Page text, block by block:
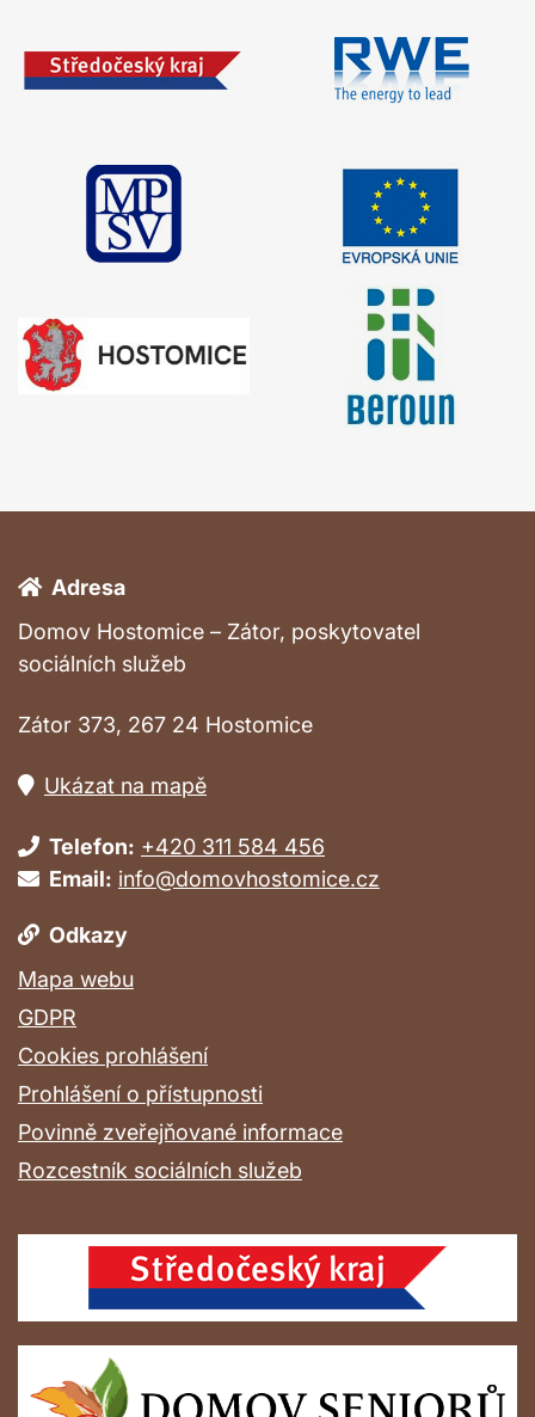
Adresa
Domov Hostomice – Zátor, poskytovatel
sociálních služeb
Zátor 373, 267 24 Hostomice
Ukázat na mapě
Telefon: +420 311 584 456
Email: info@domovhostomice.cz
Odkazy
Mapa webu
GDPR
Cookies prohlášení
Prohlášení o přístupnosti
Povinně zveřejňované informace
Rozcestník sociálních služeb